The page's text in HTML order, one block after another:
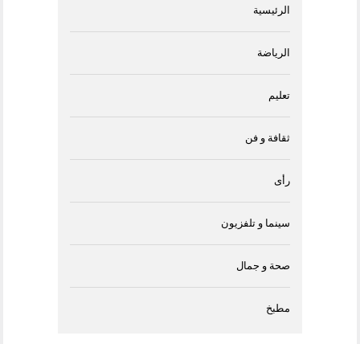
الرئيسية
الرياضة
تعليم
ثقافة و فن
رأى
سينما و تلفزيون
صحة و جمال
مطبخ